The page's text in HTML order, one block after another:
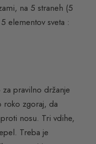
na 5 straneh (5
elementov sveta :
pravilno držanje
roko zgoraj, da
nosu. Tri vdihe,
Treba je